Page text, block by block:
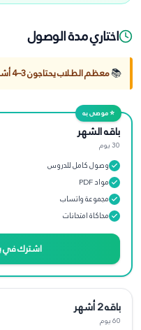
اختاري مدة الوصول
📚معظم الطلاب يحتاجون 3–4 أشهر
⭐ موصى به
باقه الشهر
30 يوم
وصول كامل للدروس
مواد PDF
مجموعة واتساب
محاكاة امتحانات
اشترك في
باقه 2 أشهر
60 يوم